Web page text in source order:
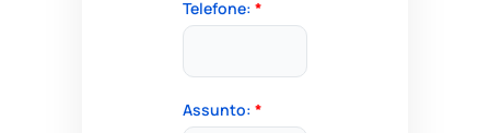
Telefone: *
Assunto: *